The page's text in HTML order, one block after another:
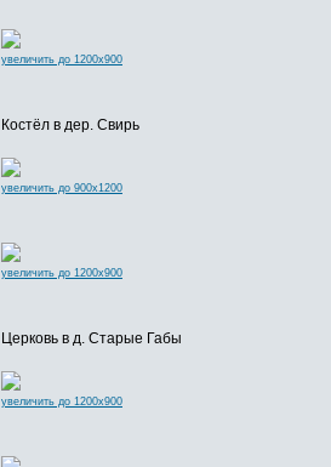
увеличить до 1200x900
Костёл в дер. Свирь
увеличить до 900x1200
увеличить до 1200x900
Церковь в д. Старые Габы
увеличить до 1200x900